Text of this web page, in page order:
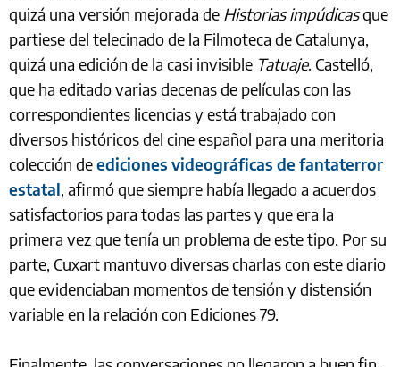
quizá una versión mejorada de Historias impúdicasque
partiese del telecinado de la Filmoteca de Catalunya,
quizá una edición de la casi invisible Tatuaje. Castelló,
que ha editado varias decenas de películas con las
correspondientes licencias y está trabajado con
diversos históricos del cine español para una meritoria
colección deediciones videográficas de fantaterror
estatal, afirmó que siempre había llegado a acuerdos
satisfactorios para todas las partes y que era la
primera vez que tenía un problema de este tipo. Por su
parte, Cuxart mantuvo diversas charlas con este diario
que evidenciaban momentos de tensión y distensión
variable en la relación con Ediciones 79.